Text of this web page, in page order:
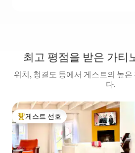
최고 평점을 받은 가티
위치, 청결도 등에서 게스트의 높
다.
상위 게스트 선호
게스트 선호